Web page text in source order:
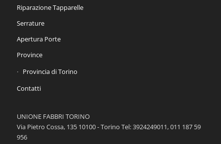
Riparazione Tapparelle
Serrature
Apertura Porte
Province
Provincia di Torino
Contatti
UNIONE FABBRI TORINO
Via Pietro Cossa, 135 10100 - Torino Tel: 3924249011, 011 187 59
956